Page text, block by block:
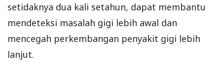
setidaknya dua kali setahun, dapat membantu
mendeteksi masalah gigi lebih awal dan
mencegah perkembangan penyakit gigi lebih
lanjut.